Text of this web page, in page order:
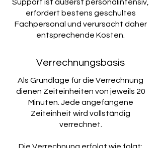
Support ist äußerst personalintensiv,
erfordert bestens geschultes
Fachpersonal und verursacht daher
entsprechende Kosten.
Verrechnungsbasis
Als Grundlage für die Verrechnung
dienen Zeiteinheiten von jeweils 20
Minuten. Jede angefangene
Zeiteinheit wird vollständig
verrechnet.